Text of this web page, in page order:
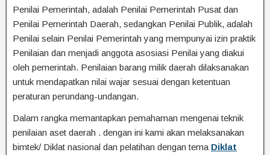
Penilai Pemerintah, adalah Penilai Pemerintah Pusat dan
Penilai Pemerintah Daerah, sedangkan Penilai Publik, adalah
Penilai selain Penilai Pemerintah yang mempunyai izin praktik
Penilaian dan menjadi anggota asosiasi Penilai yang diakui
oleh pemerintah. Penilaian barang milik daerah dilaksanakan
untuk mendapatkan nilai wajar sesuai dengan ketentuan
peraturan perundang-undangan.
Dalam rangka memantapkan pemahaman mengenai teknik
penilaian aset daerah . dengan ini kami akan melaksanakan
bimtek/ Diklat nasional dan pelatihan dengan tema Diklat